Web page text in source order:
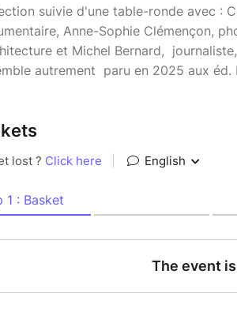
suivie d'une table-ronde avec :
Anne-Sophie Clémençon,
et Michel Bernard,
autrement paru en 2025 aux éd.